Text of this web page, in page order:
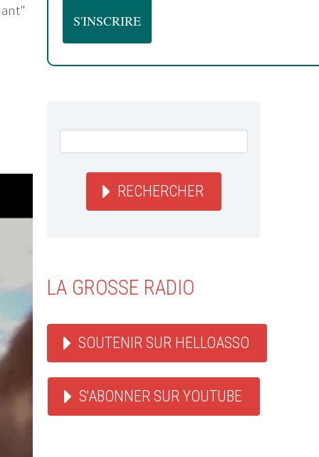
RECHERCHER
LA GROSSE RADIO
SOUTENIR SUR HELLOASSO
S'ABONNER SUR YOUTUBE